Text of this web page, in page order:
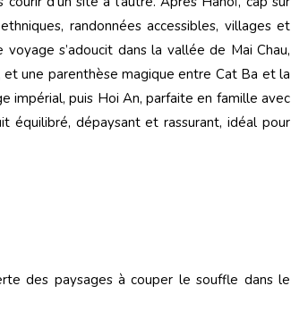
randonnées accessibles, villages et
s’adoucit dans la vallée de Mai Chau,
et une parenthèse magique entre Cat Ba et la
impérial, puis Hoi An, parfaite en famille avec
équilibré, dépaysant et rassurant, idéal pour
des paysages à couper le souffle dans le